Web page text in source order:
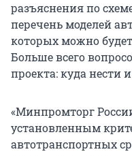
разъяснения по
перечень моделей
которых можно
Больше всего
проекта: куда нести
«Минпромторг
установленным
автотранспортных